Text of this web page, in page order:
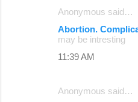
Anonymous said…
Abortion.
may be intresting
11:39 AM
Anonymous said…